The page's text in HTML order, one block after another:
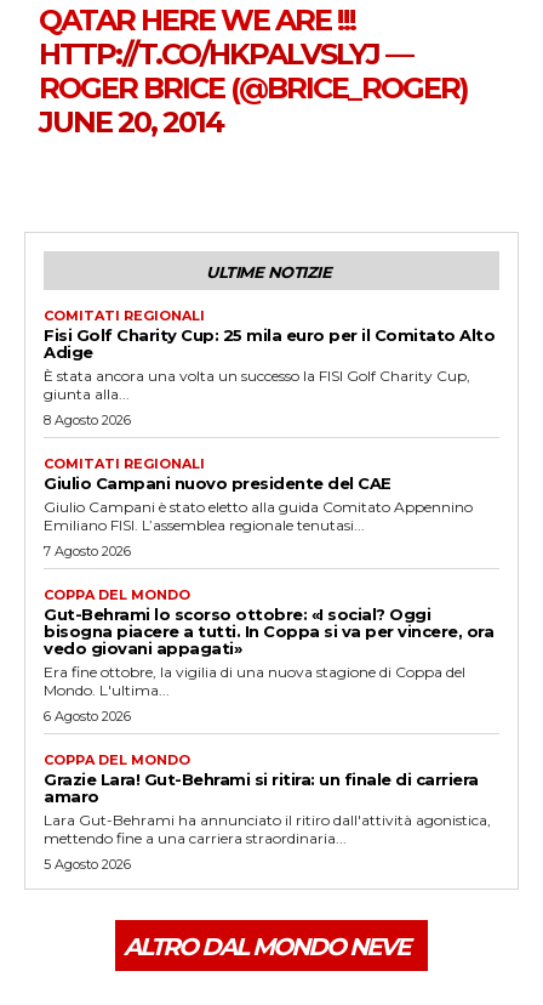
QATAR HERE WE ARE !!!
HTTP://T.CO/HKPALVSLYJ—
ROGER BRICE (@BRICE_ROGER)
JUNE 20, 2014
ULTIME NOTIZIE
COMITATI REGIONALI
Fisi Golf Charity Cup: 25 mila euro per il Comitato Alto
Adige
È stata ancora una volta un successo la FISI Golf Charity Cup,
giunta alla...
8 Agosto 2026
COMITATI REGIONALI
Giulio Campani nuovo presidente del CAE
Giulio Campani è stato eletto alla guida Comitato Appennino
Emiliano FISI. L’assemblea regionale tenutasi...
7 Agosto 2026
COPPA DEL MONDO
Gut-Behrami lo scorso ottobre: «I social? Oggi
bisogna piacere a tutti. In Coppa si va per vincere, ora
vedo giovani appagati»
Era fine ottobre, la vigilia di una nuova stagione di Coppa del
Mondo. L'ultima...
6 Agosto 2026
COPPA DEL MONDO
Grazie Lara! Gut-Behrami si ritira: un finale di carriera
amaro
Lara Gut-Behrami ha annunciato il ritiro dall'attività agonistica,
mettendo fine a una carriera straordinaria...
5 Agosto 2026
ALTRO DAL MONDO NEVE